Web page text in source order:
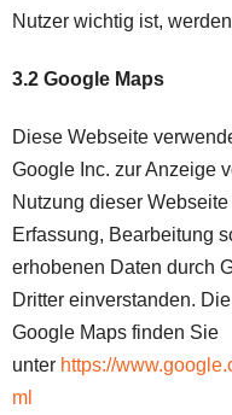
Nutzer wichtig ist,
3.2 Google Maps
Diese Webseite
Google Inc. zur Anzeige
Nutzung dieser
Erfassung, Bearbeitung
erhobenen Daten durch
Dritter einverstanden.
Google Maps finden Sie
unter https://
ml